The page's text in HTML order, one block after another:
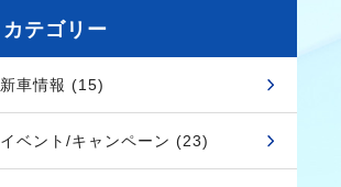
カテゴリー
新車情報 (15)
イベント/キャンペーン (23)